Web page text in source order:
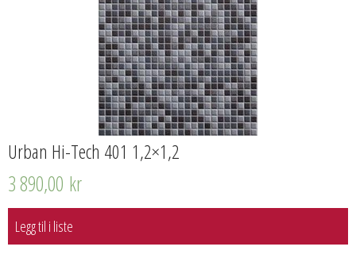
Urban Hi-Tech 401 1,2×1,2
3 890,00 kr
Legg til i liste